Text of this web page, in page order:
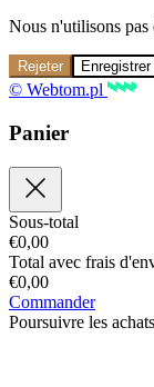
Nous n'utilisons pas
Rejeter
© Webtom.pl
Panier
Sous-total
€0,00
Total avec frais
€0,00
Commander
Poursuivre les achats